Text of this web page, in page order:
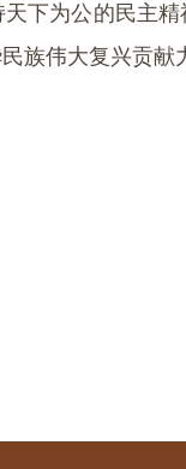
下为公的民主
族伟大复兴贡献